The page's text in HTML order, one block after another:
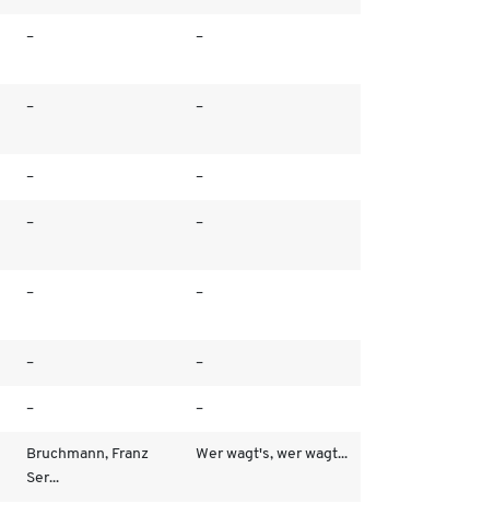
– –
– –
– –
– –
– –
– –
– –
Bruchmann, Franz
Ser...
Wer wagt's, wer wagt...